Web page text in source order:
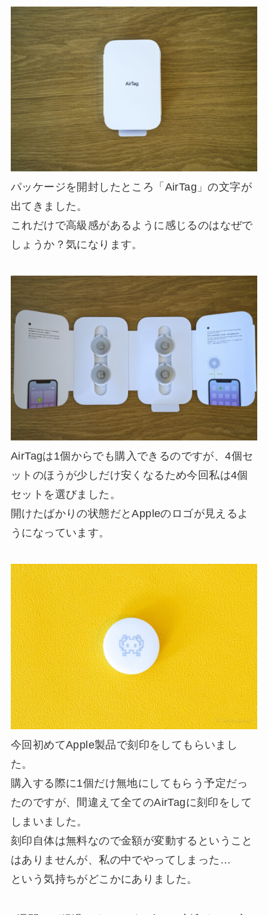
パッケージを開封したところ「AirTag」の文字が
出てきました。
これだけで高級感があるように感じるのはなぜで
しょうか？気になります。
AirTagは1個からでも購入できるのですが、4個セ
ットのほうが少しだけ安くなるため今回私は4個
セットを選びました。
開けたばかりの状態だとAppleのロゴが見えるよ
うになっています。
今回初めてApple製品で刻印をしてもらいまし
た。
購入する際に1個だけ無地にしてもらう予定だっ
たのですが、間違えて全てのAirTagに刻印をして
しまいました。
刻印自体は無料なので金額が変動するということ
はありませんが、私の中でやってしまった…
という気持ちがどこかにありました。